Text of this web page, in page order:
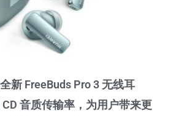
新 FreeBuds Pro 3 无线耳
音质传输率，为用户带来更